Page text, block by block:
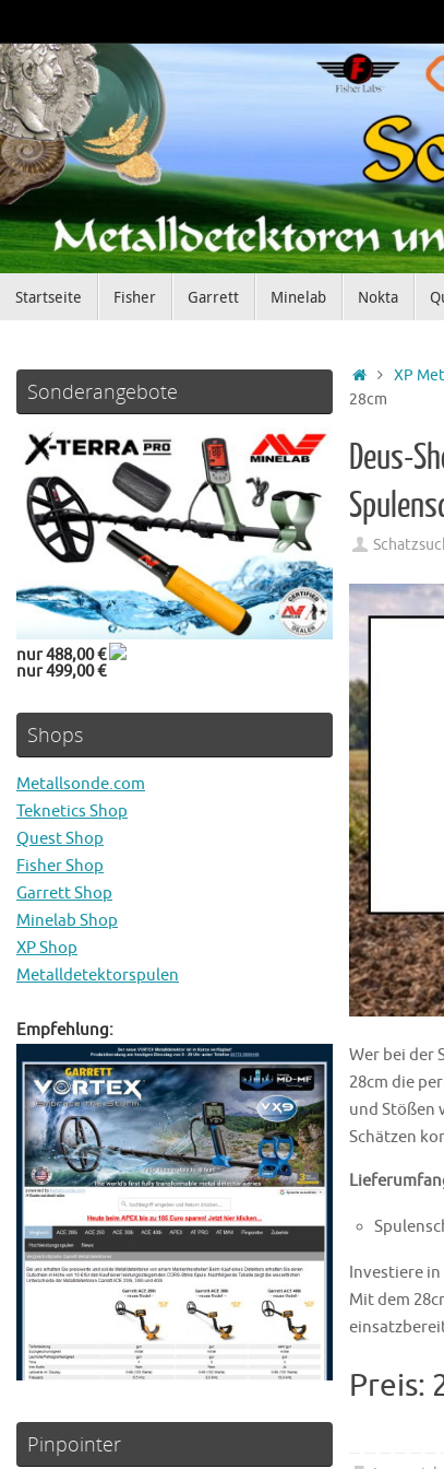
Inhalt
springen
Inhalt
Startseite Fisher Garrett Minelab Nokta
Startseite
XP
28cm
Deus-
Wer bei der
28cm die
und Stößen
Schätzen
Investiere
Mit dem
Preis:
Sonderangebote
nur 488,00 €
nur 499,00 €
Shops
Metallsonde.com
Teknetics Shop
Quest Shop
Fisher Shop
Garrett Shop
Minelab Shop
XP Shop
Metalldetektorspulen
Empfehlung:
Pinpointer